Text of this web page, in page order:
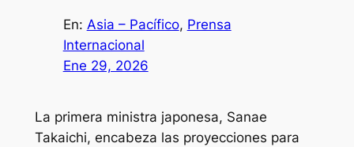
En: Asia – Pacífico, Prensa
Internacional
Ene 29, 2026
La primera ministra japonesa, Sanae
Takaichi, encabeza las proyecciones para